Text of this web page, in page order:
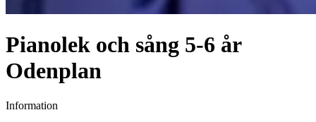
Pianolek och sång 5-6 år
Odenplan
Information